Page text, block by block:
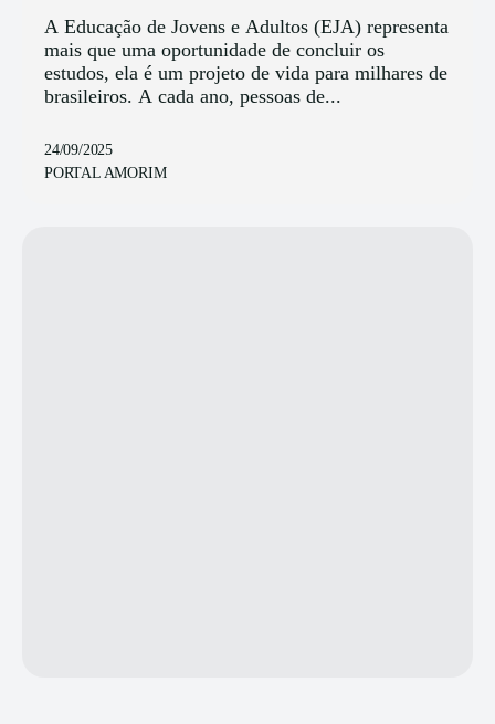
A Educação de Jovens e Adultos (EJA) representa
mais que uma oportunidade de concluir os
estudos, ela é um projeto de vida para milhares de
brasileiros. A cada ano, pessoas de...
24/09/2025
PORTAL AMORIM